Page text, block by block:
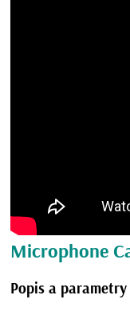
Microphone
Popis a